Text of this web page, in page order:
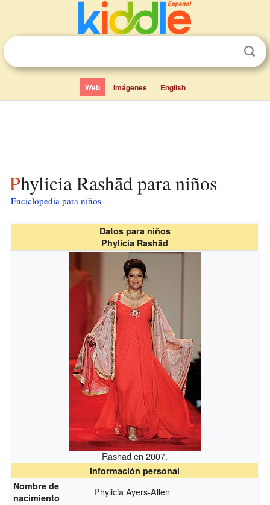
Web Imágenes English
Phylicia Rashād para niños
Enciclopedia para niños
Datos para niños
Phylicia Rashād
Rashād en 2007.
Información personal
Nombre de
nacimiento
Phylicia Ayers-Allen